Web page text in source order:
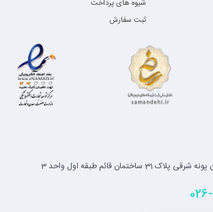
شیوه های پرداخت
ثبت سفارش
31 ساختمان قائم طبقه اول واحد 3
026-